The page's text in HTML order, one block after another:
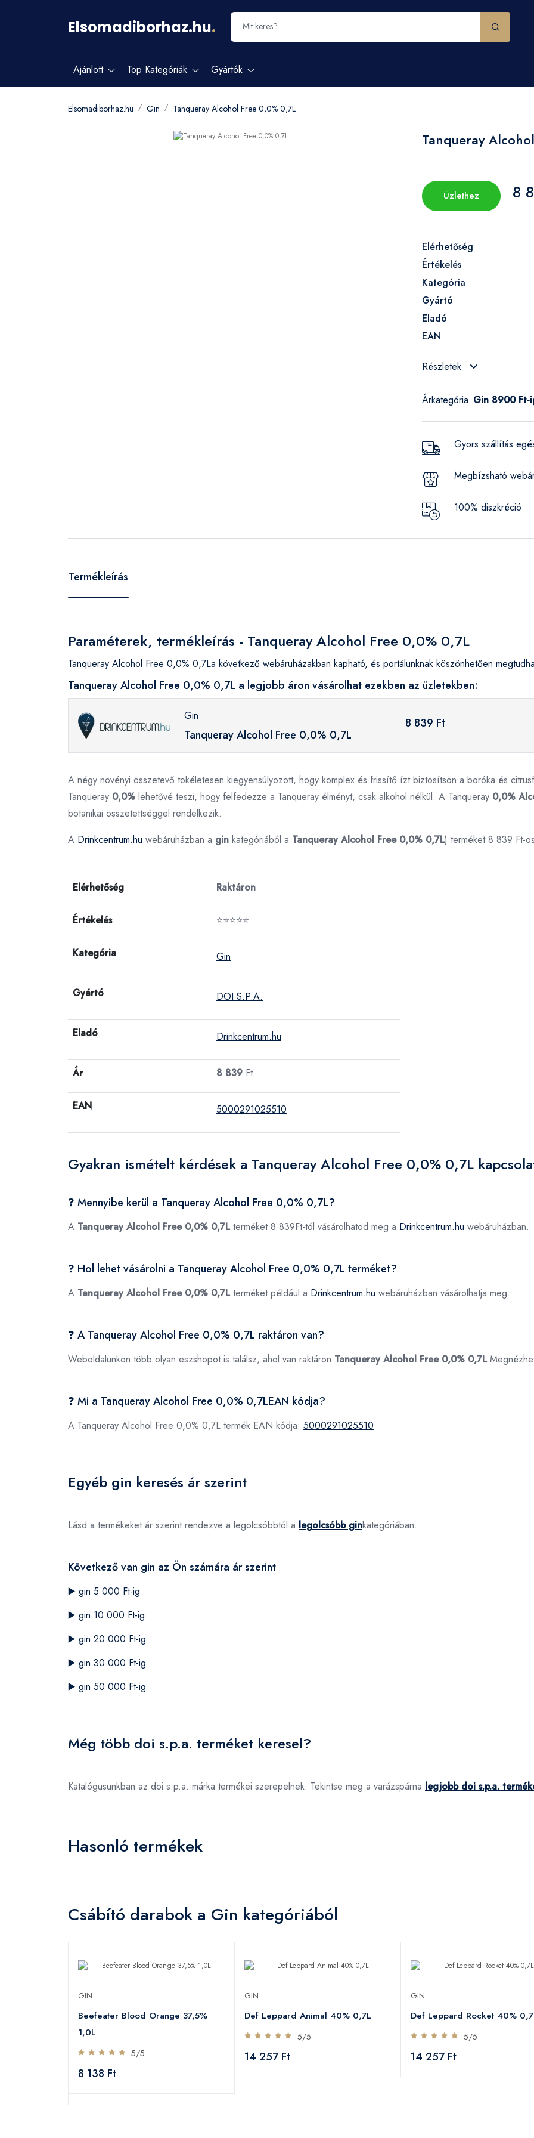
Elsomadiborhaz.hu.
Ajánlott Top Kategóriák Gyártók
Elsomadiborhaz.hu Gin Tanqueray Alcohol Free 0,0% 0,7L
Tanqueray
Üzlethez 8
Elérhetőség
Értékelés
Kategória
Gyártó
Eladó
EAN
Részletek
Árkategória: Gin 8900 Ft-
Gyors szállítás
Megbízsható
100% diszkréció
Termékleírás
Paraméterek, termékleírás - Tanqueray Alcohol Free 0,0% 0,7L
Tanqueray Alcohol Free 0,0% 0,7La következő webáruházakban kapható, és portálunknak köszönhetően
Tanqueray Alcohol Free 0,0% 0,7L a legjobb áron vásárolhat ezekben az üzletekben:
Gin
Tanqueray Alcohol Free 0,0% 0,7L
8 839 Ft
A négy növényi összetevő tökéletesen kiegyensúlyozott, hogy komplex és frissítő ízt biztosítson a boróka és
Tanqueray 0,0% lehetővé teszi, hogy felfedezze a Tanqueray élményt, csak alkohol nélkül. A Tanqueray 0,0%
botanikai összetettséggel rendelkezik.
A Drinkcentrum.hu webáruházban a gin kategóriából a Tanqueray Alcohol Free 0,0% 0,7L) terméket 8 839 Ft-
Elérhetőség Raktáron
Értékelés ⭐⭐⭐⭐⭐
Kategória Gin
Gyártó DOI S.P.A.
Eladó Drinkcentrum.hu
Ár 8 839 Ft
EAN 5000291025510
Gyakran ismételt kérdések a Tanqueray Alcohol Free 0,0% 0,7L
❓ Mennyibe kerül a Tanqueray Alcohol Free 0,0% 0,7L?
A Tanqueray Alcohol Free 0,0% 0,7Lterméket 8 839Ft-tól vásárolhatod meg a Drinkcentrum.hu webáruházban.
❓ Hol lehet vásárolni a Tanqueray Alcohol Free 0,0% 0,7L terméket?
A Tanqueray Alcohol Free 0,0% 0,7Lterméket például a Drinkcentrum.hu webáruházban vásárolhatja meg.
❓ A Tanqueray Alcohol Free 0,0% 0,7L raktáron van?
Weboldalunkon több olyan eszshopot is találsz, ahol van raktáron Tanqueray Alcohol Free 0,0% 0,7L
❓ Mi a Tanqueray Alcohol Free 0,0% 0,7LEAN kódja?
A Tanqueray Alcohol Free 0,0% 0,7L termék EAN kódja: 5000291025510
Egyéb gin keresés ár szerint
Lásd a termékeket ár szerint rendezve a legolcsóbbtól a legolcsóbb ginkategóriában.
Következő van gin az Ön számára ár szerint
▶️ gin 5 000 Ft-ig
▶️ gin 10 000 Ft-ig
▶️ gin 20 000 Ft-ig
▶️ gin 30 000 Ft-ig
▶️ gin 50 000 Ft-ig
Még több doi s.p.a. terméket keresel?
Katalógusunkban az doi s.p.a. márka termékei szerepelnek. Tekintse meg a varázspárna legjobb doi s.p.a.
Hasonló termékek
Csábító darabok a Gin kategóriából
GIN
Beefeater Blood Orange 37,5%
1,0L
5/5
8 138 Ft
GIN
Def Leppard Animal 40% 0,7L
5/5
14 257 Ft
GIN
Def Leppard Rocket 40%
5/5
14 257 Ft